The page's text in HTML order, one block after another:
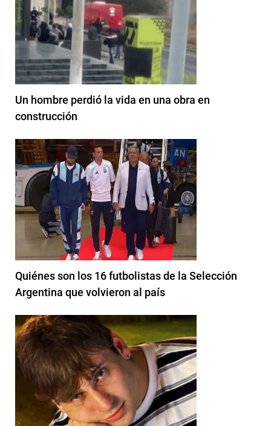
Un hombre perdió la vida en una obra en
construcción
Quiénes son los 16 futbolistas de la Selección
Argentina que volvieron al país